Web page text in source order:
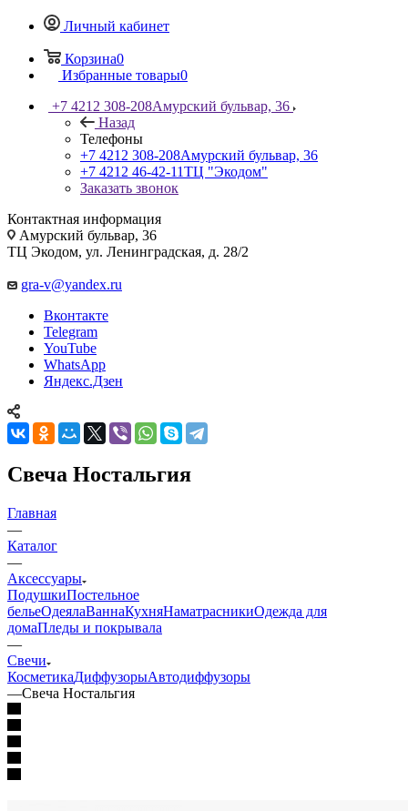
Личный кабинет
Корзина0
Избранные товары0
+7 4212 308-208Амурский бульвар, 36
Назад
Телефоны
+7 4212 308-208Амурский бульвар, 36
+7 4212 46-42-11ТЦ "Экодом"
Заказать звонок
Контактная информация
Амурский бульвар, 36
ТЦ Экодом, ул. Ленинградская, д. 28/2
gra-v@yandex.ru
Вконтакте
Telegram
YouTube
WhatsApp
Яндекс.Дзен
Свеча Ностальгия
Главная
—
Каталог
—
Аксессуары
ПодушкиПостельное
бельеОдеялаВаннаКухняНаматрасникиОдежда для
домаПледы и покрывала
—
Свечи
КосметикаДиффузорыАвтодиффузоры
—Свеча Ностальгия